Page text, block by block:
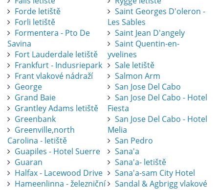
Forde letiště
Forli letiště
Formentera - Pto De
Savina
Fort Lauderdale letiště
Frankfurt - Indusriepark
Frant vlakové nádraží
George
Grand Baie
Grantley Adams letiště
Greenbank
Greenville,north
Carolina - letiště
Guapiles - Hotel Suerre
Guaran
Halfax - Lacewood Drive
Hameenlinna - železniční
Saint Georges D'oleron -
Les Sables
Saint Jean D'angely
Saint Quentin-en-
yvelines
Sale letiště
Salmon Arm
San Jose Del Cabo
San Jose Del Cabo - Hotel
Fiesta
San Jose Del Cabo - Hotel
Melia
San Pedro
Sana'a
Sana'a- letiště
Sana'a-sam City Hotel
Sandal & Agbrigg vlakové